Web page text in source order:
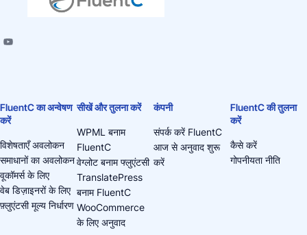
FluentC का अन्वेषण
करें
विशेषताएँ अवलोकन
समाधानों का अवलोकन
वूकॉमर्स के लिए
वेब डिज़ाइनरों के लिए
फ़्लुएंटसी मूल्य निर्धारण
सीखें और तुलना करें
WPML बनाम
FluentC
वेग्लोट बनाम फ्लुएंटसी
TranslatePress
बनाम FluentC
WooCommerce
के लिए अनुवाद
कंपनी
संपर्क करें FluentC
आज से अनुवाद शुरू
करें
FluentC की तुलना
करें
कैसे करें
गोपनीयता नीति